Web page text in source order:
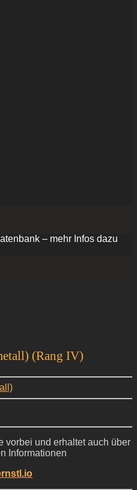
– mehr Infos dazu
(Rang IV)
vorbei und erhaltet auch über
Informationen